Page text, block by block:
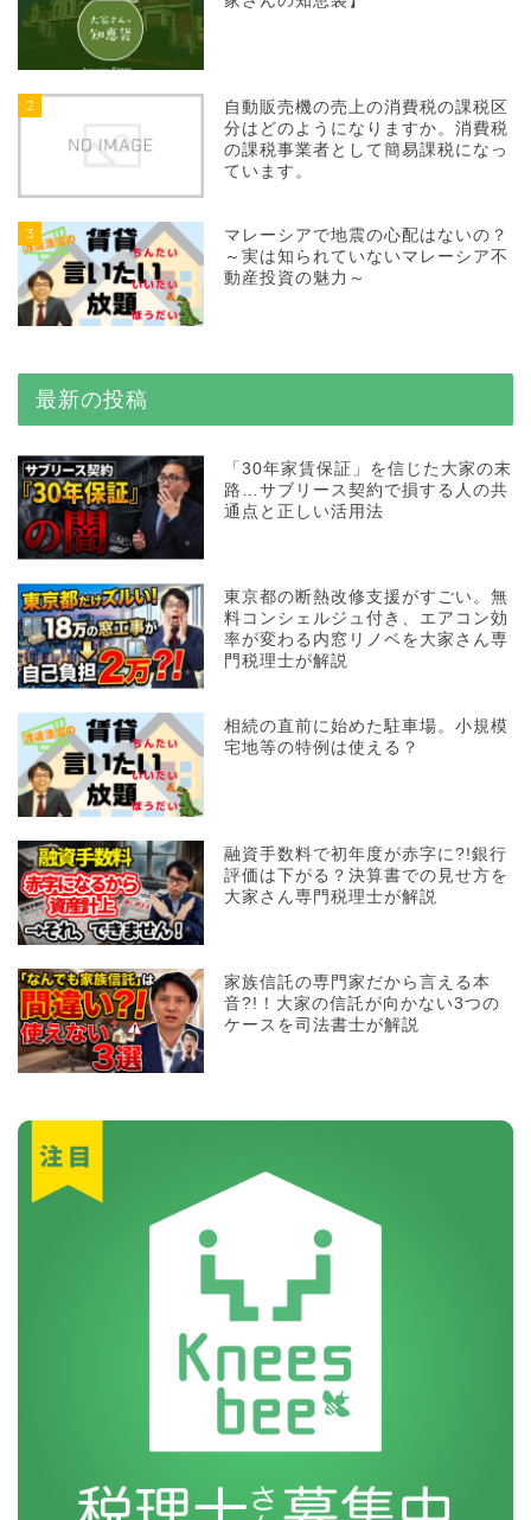
2
自動販売機の売上の消費税の課税区
分はどのようになりますか。消費税
の課税事業者として簡易課税になっ
ています。
3
マレーシアで地震の心配はないの？
～実は知られていないマレーシア不
動産投資の魅力～
最新の投稿
「30年家賃保証」を信じた大家の末
路…サブリース契約で損する人の共
通点と正しい活用法
東京都の断熱改修支援がすごい。無
料コンシェルジュ付き、エアコン効
率が変わる内窓リノベを大家さん専
門税理士が解説
相続の直前に始めた駐車場。小規模
宅地等の特例は使える？
融資手数料で初年度が赤字に?!銀行
評価は下がる？決算書での見せ方を
大家さん専門税理士が解説
家族信託の専門家だから言える本
音?!！大家の信託が向かない3つの
ケースを司法書士が解説